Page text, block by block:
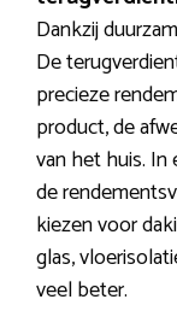
Dankzij
De
precieze
product, de
van het huis.
de
kiezen voor
glas,
veel beter.